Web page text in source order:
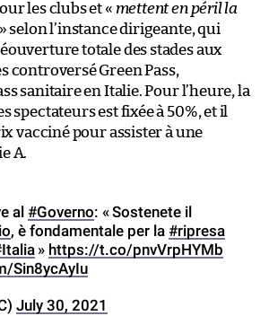
les clubs et « mettent en péril la
selon l’instance dirigeante, qui
totale des stades aux
controversé Green Pass,
sanitaire en Italie. Pour l’heure, la
spectateurs est fixée à 50%, et il
vacciné pour assister à une
A.
al #Governo: « Sostenete il
, è fondamentale per la #ripresa
» https://t.co/pnvVrpHYMb
Sin8ycAyIu
July 30, 2021